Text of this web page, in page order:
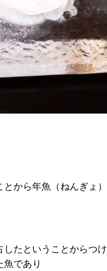
から年魚（ねんぎょ）
たということからつけ
であり